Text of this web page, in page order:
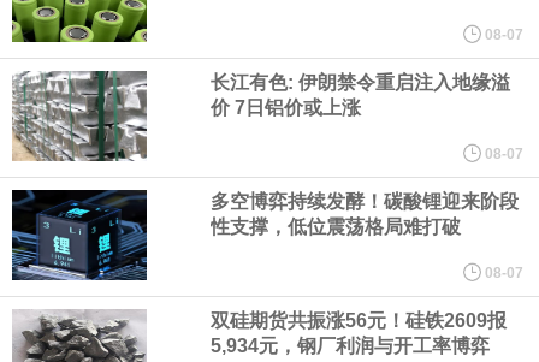
他与赫格塞思就弹药短缺问题发生冲突的报道是“完全没有根据的谣
言”，他对赫格塞思所做的工作“非常满意”。
纽约期银突破64美元/盎司，日内涨3.91%。
据报道，威刚近日在法说会上表示，在需求增加、价格走高及货源
稳定的三大有利因素带动下，预期第3季度营运将优于第2季度，并
进一步扩大全年营运成果。
08-07
长江有色: 伊朗禁令重启注入地缘溢
价 7日铝价或上涨
08-07
多空博弈持续发酵！碳酸锂迎来阶段
性支撑，低位震荡格局难打破
08-07
双硅期货共振涨56元！硅铁2609报
5,934元，钢厂利润与开工率博弈